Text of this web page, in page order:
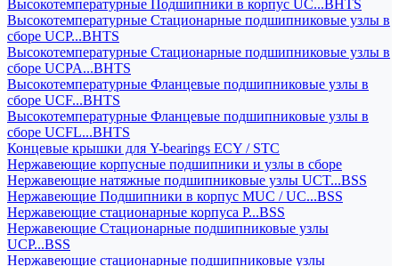
Высокотемпературные Подшипники в корпус UC...BHTS
Высокотемпературные Стационарные подшипниковые узлы в
сборе UCP...BHTS
Высокотемпературные Стационарные подшипниковые узлы в
сборе UCPA...BHTS
Высокотемпературные Фланцевые подшипниковые узлы в
сборе UCF...BHTS
Высокотемпературные Фланцевые подшипниковые узлы в
сборе UCFL...BHTS
Концевые крышки для Y-bearings ECY / STC
Нержавеющие корпусные подшипники и узлы в сборе
Нержавеющие натяжные подшипниковые узлы UCT...BSS
Нержавеющие Подшипники в корпус MUC / UC...BSS
Нержавеющие стационарные корпуса P...BSS
Нержавеющие Стационарные подшипниковые узлы
UCP...BSS
Нержавеющие стационарные подшипниковые узлы